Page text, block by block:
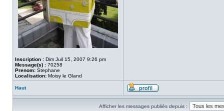
Inscription : Dim Juil 15, 2007 9:26 pm
Message(s) : 70258
Prenom: Stephane
Localisation: Moisy le Gland
Haut
Afficher les messages publiés depuis :